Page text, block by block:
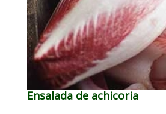
Ensalada de achicoria